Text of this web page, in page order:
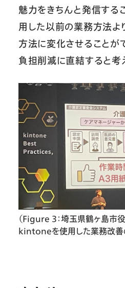
魅力をきちんと発信す
用した以前の業務方法よ
方法に変化させることが
負担削減に直結すると考
（Figure 3：埼玉県鶴ヶ島市
kintoneを使用した業務改善